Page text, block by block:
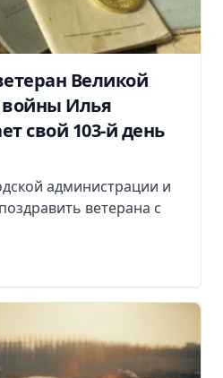
Великой
войны Илья
свой 103-й день
администрации и
ветерана с